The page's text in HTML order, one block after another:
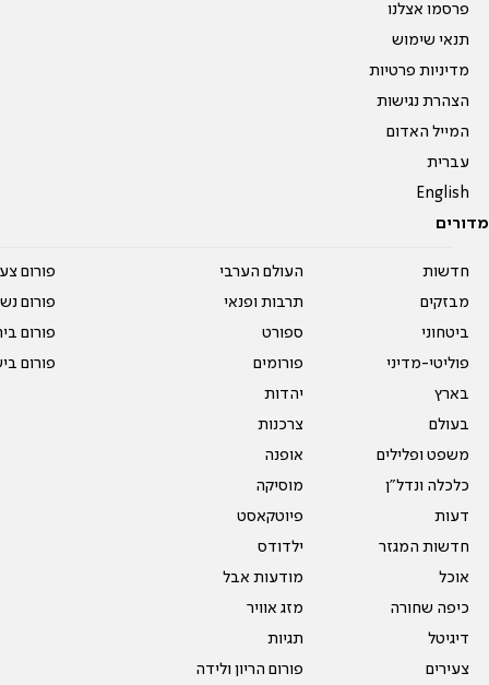
פרסמו אצלנו
תנאי שימוש
מדיניות פרטיות
הצהרת נגישות
המייל האדום
עברית
English
מדורים
חדשות
מבזקים
ביטחוני
פוליטי-מדיני
בארץ
בעולם
משפט ופלילים
כלכלה ונדל"ן
דעות
חדשות המגזר
אוכל
כיפה שחורה
דיגיטל
צעירים
העולם הערבי
תרבות ופנאי
ספורט
פורומים
יהדות
צרכנות
אופנה
מוסיקה
פיוטקאסט
ילדודס
מודעות אבל
מזג אוויר
תגיות
פורום הריון ולידה
פורום
פורום
פורום
פורום